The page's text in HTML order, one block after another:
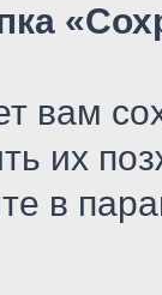
вам
их
в